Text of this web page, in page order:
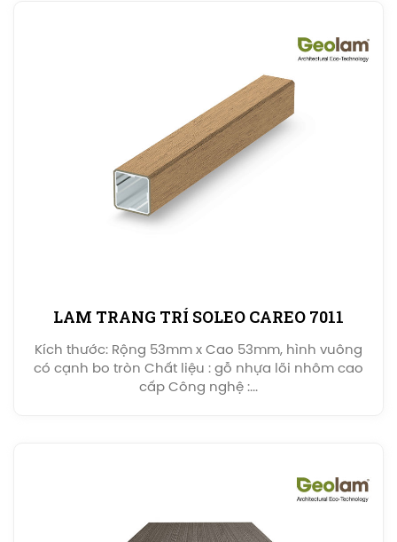
LAM TRANG TRÍ SOLEO CAREO 7011
Kích thước: Rộng 53mm x Cao 53mm, hình vuông
có cạnh bo tròn Chất liệu : gỗ nhựa lõi nhôm cao
cấp Công nghệ :...